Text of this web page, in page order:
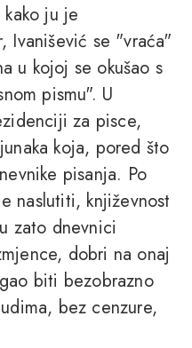
ju je
Ivanišević se "vraća"
u kojoj se okušao s
pismu". U
za pisce,
koja, pored što
pisanja. Po
naslutiti, književnost
zato dnevnici
dobri na onaj
biti bezobrazno
bez cenzure,